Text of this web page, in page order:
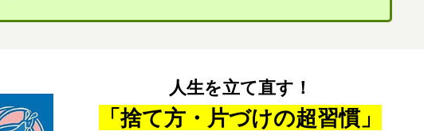
人生を立て直す！
「捨て方・片づけの超習慣」